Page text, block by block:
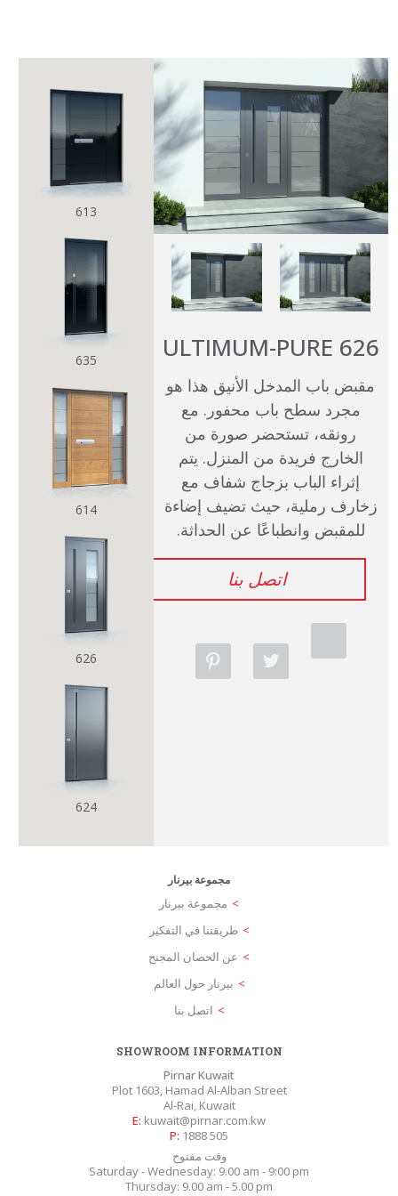
الكل
وان تاتش ONE TOUCH
بيور PURE
مالتي ليفل MULTILEVEL
كلاسيكو CLASSICO
بريميام PREMIUM
كتالوجات
للمهندسين المعماريين
صالة عرض
اتصل بنا
كتالوجات
ULTIMUM-PURE 626
مقبض باب المدخل الأنيق هذا هو
مجرد سطح باب محفور. مع
رونقه، تستحضر صورة من
الخارج فريدة من المنزل. يتم
إثراء الباب بزجاج شفاف مع
زخارف رملية، حيث تضيف إضاءة
للمقبض وانطباعًا عن الحداثة.
اتصل بنا
t
p
613
635
614
626
624
مجموعة بيرنار
مجموعة بيرنار
طريقتنا في التفكير
عن الحصان المجنح
بيرنار حول العالم
اتصل بنا
SHOWROOM INFORMATION
Pirnar Kuwait
Plot 1603, Hamad Al-Alban Street
Al-Rai, Kuwait
E: kuwait@pirnar.com.kw
P: 1888 505
وقت مفتوح
Saturday - Wednesday: 9.00 am - 9:00 pm
Thursday: 9.00 am - 5.00 pm